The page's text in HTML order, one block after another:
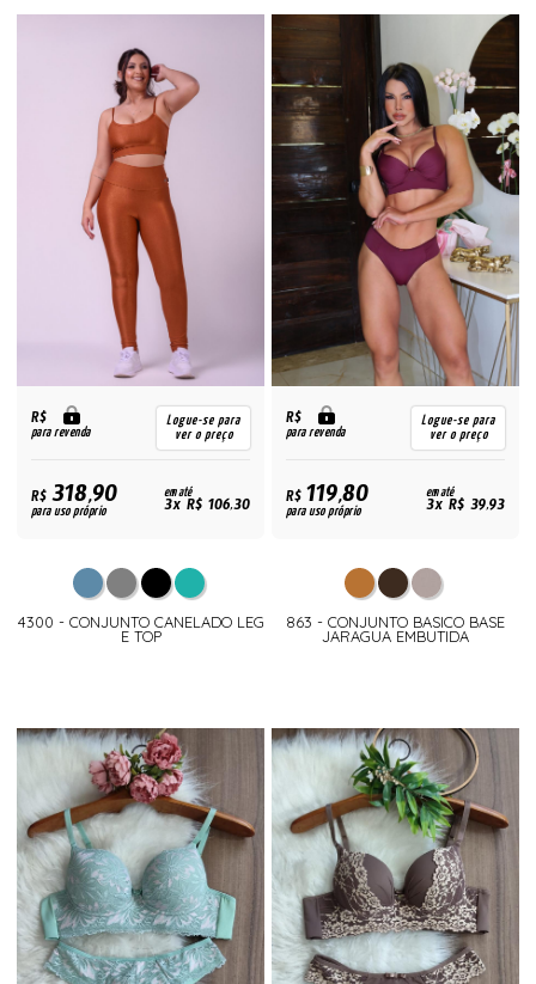
R$
para revenda
Logue-se para
ver o preço
R$318,90
para uso próprio
em até
3x R$ 106,30
4300 - CONJUNTO CANELADO LEG
E TOP
R$
para revenda
Logue-se para
ver o preço
R$119,80
para uso próprio
em até
3x R$ 39,93
863 - CONJUNTO BASICO BASE
JARAGUA EMBUTIDA